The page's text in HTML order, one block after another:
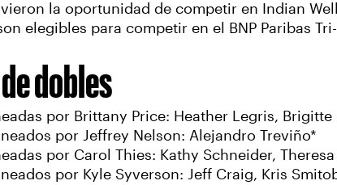
la oportunidad de competir en Indian
elegibles para competir en el BNP Paribas
dobles
por Brittany Price: Heather Legris, Brigitte
por Jeffrey Nelson: Alejandro Treviño*
por Carol Thies: Kathy Schneider,
por Kyle Syverson: Jeff Craig, Kris